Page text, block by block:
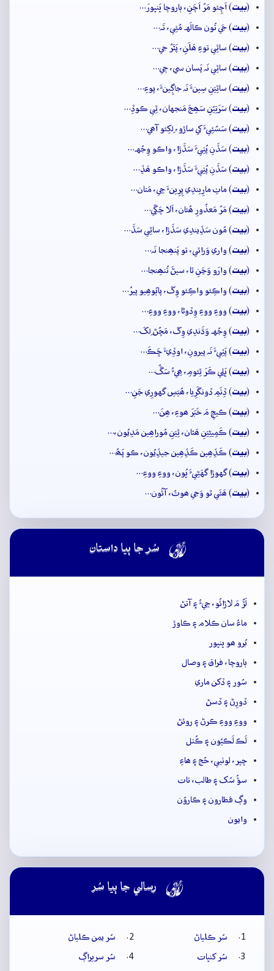
(بيت) اَچِئو مَرُ اَچَنِ، ٻاروچا ڀَنڀورَ…
(بيت) جَي تُون ڪالَهہ مُئِي، تَہ…
(بيت) ساٿِي توءِ ھَلَنِ، پَٿَرُ جي…
(بيت) ساٿِي نَہ پَسان سي، جٖي…
(بيت) ساٿِيَنِ سِينءَ نَہ جاڳِينءَ، پوءِ…
(بيت) سَرَتِيُنِ سَھِجَ مَنجهان، ٿِي ڪوڏِ…
(بيت) سَسُئِيءَ کي ساڙو، لِکِئو آھي…
(بيت) سَڏَنِ پُٺِيءَ سَڏَڙا، واڪو وِجُهہ…
(بيت) سَڏَنِ پُٺِيءَ سَڏَڙا، واڪو ھَڏِ…
(بيت) ماٺِ مارِيندِي پِرِينءَ جِي، مَتان…
(بيت) مَرُ مَعذُورِ ھُئان، اَلا چَڱِي…
(بيت) مُون سَڏِيندِي سَڏَڙا، ساٿِي سَڏَ…
(بيت) واري وَرائي، تو پَنھِنجا نَہ…
(بيت) وارَو وَڃَنِ ٿا، سيڻَ تُنھِنجا…
(بيت) واڪِئو واڪِئو وِکَ، پاٻُوھِيو پيرُ…
(بيت) ووءِ ووءِ وِڏوڻا، ووءِ ووءِ…
(بيت) وِجُهہ وَڌَندِي وِکَ، مَڇُڻ لِکَ…
(بيت) پَٽِيءَ نَہ پيرونِ، اوڏِيءَ ڇَڪَ…
(بيت) ڀَلِي ڪَرَ ٿِئومِ، ھِيءُ سَڱُ…
(بيت) ڏِٺَمِ ڏونگَرِيا، ھُيَسِ گهورِي جَنِ…
(بيت) ڪيچِ مَ خَبَرَ ھوءِ، ھِنَ…
(بيت) ڪَمِيڻِيَنِ ھَٿان، ٿِيَنِ مُوراھِين مَدِيُون،…
(بيت) ڪَڏِھِين ڪَڏِھِين جيڏِيُون، ڪو پَھُ…
(بيت) گهوڙا گهَڻِيءَ ڀُون، ووءِ ووءِ…
(بيت) ھَئَي ٿو وَڃي ھوتُ، آئُون…
 سُر جا ٻيا داستان
لَڙُ مَ لاڙائُو، جِيءُ ۽ آتڻ
ماءُ سان ڪلام ۽ ڪاوڙ
بُرو ھو ڀنڀور
ٻاروچا، فراق ۽ وصال
سُور ۽ ڏکن ماري
ڏورِڻ ۽ ڏسڻ
ووءِ ووءِ ڪرڻ ۽ روئڻ
لَڪ لَڪيُون ۽ ڪُٺل
ڇپر، لوٺيي، حُج ۽ ھاءِ
سؤُ سُک ۽ طالب، تات
وڳ قطارون ۽ ڪاروُن
وايون
 رسالي جا ٻيا سُر
سُر ڪلياڻ
سُر يمن ڪلياڻ
سُر کنڀات
سُر سريراڳ